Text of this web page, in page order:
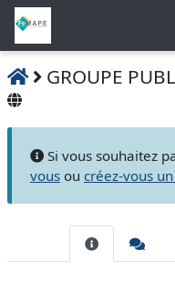
GROUPE
Si vous souhaitez
vous ou créez-vous